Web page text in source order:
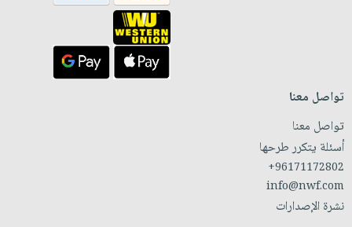
تواصل معنا
تواصل معنا
أسئلة يتكرر طرحها
+96171172802
info@nwf.com
نشرة الإصدارات